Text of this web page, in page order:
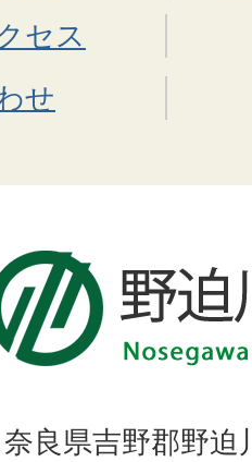
セス
せ
良県吉野郡野迫